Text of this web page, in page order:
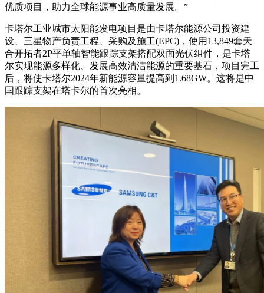
优质项目，助力全球能源事业高质量发展。”
卡塔尔工业城市太阳能发电项目是由卡塔尔能源公司投资建
设、三星物产负责工程、采购及施工(EPC)，使用13,849套天
合开拓者2P平单轴智能跟踪支架搭配双面光伏组件，是卡塔
尔实现能源多样化、发展高效清洁能源的重要基石，项目完工
后，将使卡塔尔2024年新能源容量提高到1.68GW。这将是中
国跟踪支架在塔卡尔的首次亮相。